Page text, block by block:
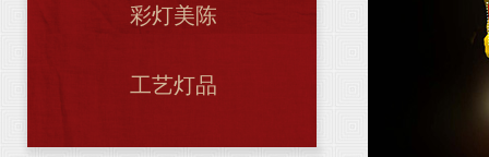
彩灯美陈
工艺灯品